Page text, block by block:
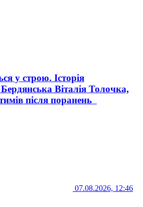
у строю. Історія
Віталія Толочка,
після поранень
07.08.2026, 12:46